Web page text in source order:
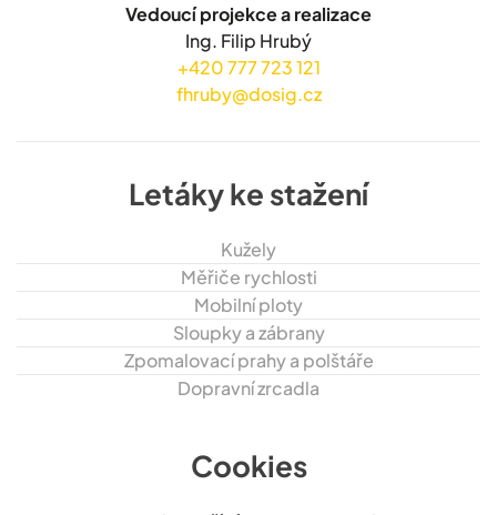
Vedoucí projekce a realizace
Ing. Filip Hrubý
+420 777 723 121
fhruby@dosig.cz
Letáky ke stažení
Kužely
Měřiče rychlosti
Mobilní ploty
Sloupky a zábrany
Zpomalovací prahy a polštáře
Dopravní zrcadla
Cookies